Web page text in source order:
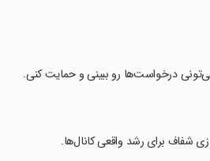
درخواست‌ها رو ببینی و حمایت کنی.
شفاف برای رشد واقعی کانال‌ها.